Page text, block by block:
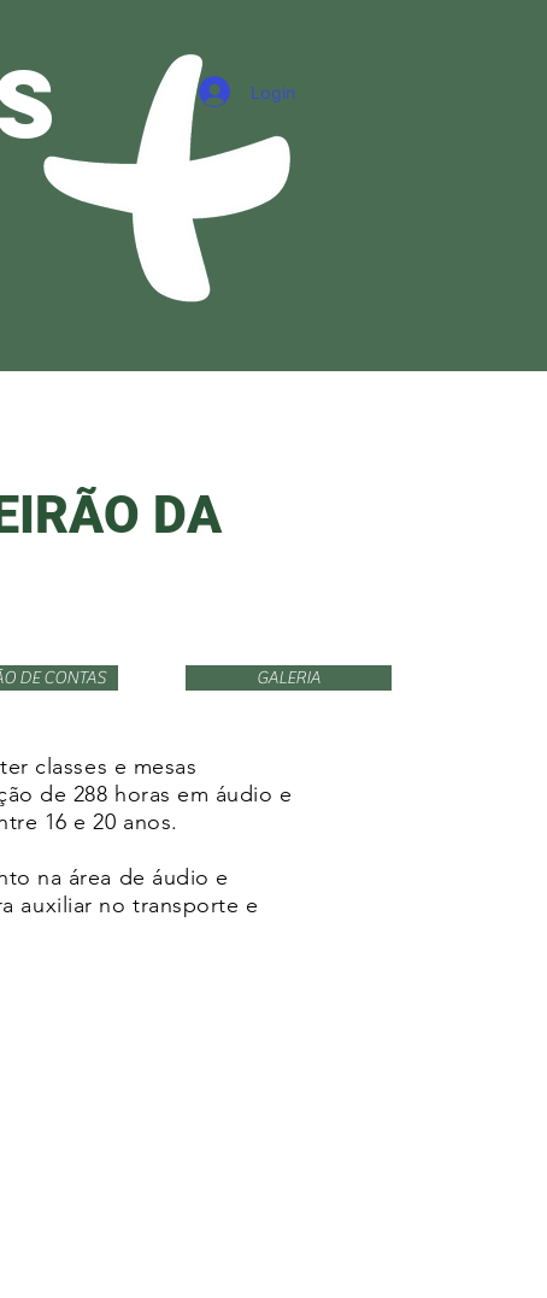
Login
DA
DE CONTAS GALERIA
classes e mesas
de 288 horas em áudio e
16 e 20 anos.
na área de áudio e
auxiliar no transporte e